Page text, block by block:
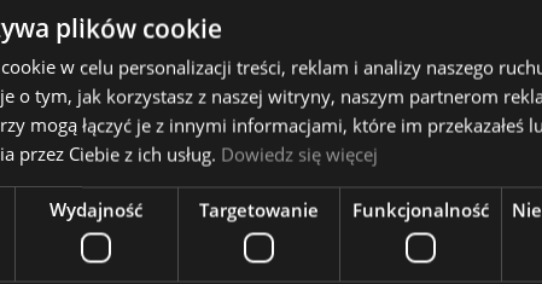
665,00 zł
DO KOSZYKA
ZOBACZ WIĘCEJ
DO KOSZYKA
ZOBACZ WIĘCEJ
plików cookie
w celu personalizacji treści, reklam i analizy naszego
o tym, jak korzystasz z naszej witryny, naszym partnerom
mogą łączyć je z innymi informacjami, które im przekazałeś
przez Ciebie z ich usług. Dowiedz się więcej
Wydajność Targetowanie Funkcjonalność